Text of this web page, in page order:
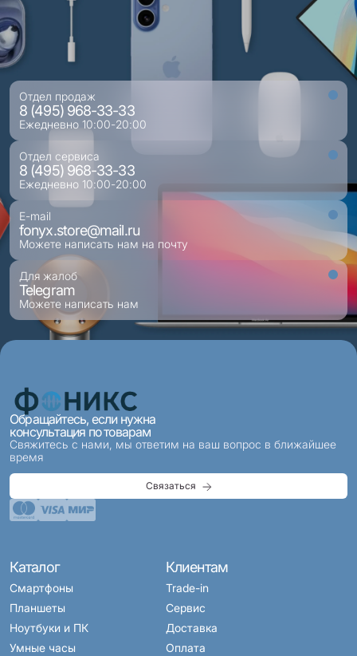
Отдел продаж
8 (495) 968-33-33
Ежедневно 10:00-20:00
Отдел сервиса
8 (495) 968-33-33
Ежедневно 10:00-20:00
E-mail
fonyx.store@mail.ru
Можете написать нам на почту
Для жалоб
Telegram
Можете написать нам
Обращайтесь, если нужна
консультация по товарам
Свяжитесь с нами, мы ответим на ваш вопрос в ближайшее
время
Связаться
Каталог
Смартфоны
Планшеты
Ноутбуки и ПК
Умные часы
Клиентам
Trade-in
Сервис
Доставка
Оплата